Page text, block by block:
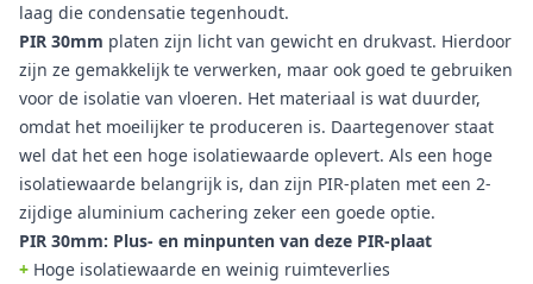
laag die condensatie tegenhoudt.
PIR 30mm platen zijn licht van gewicht en drukvast. Hierdoor
zijn ze gemakkelijk te verwerken, maar ook goed te gebruiken
voor de isolatie van vloeren. Het materiaal is wat duurder,
omdat het moeilijker te produceren is. Daartegenover staat
wel dat het een hoge isolatiewaarde oplevert. Als een hoge
isolatiewaarde belangrijk is, dan zijn PIR-platen met een 2-
zijdige aluminium cachering zeker een goede optie.
PIR 30mm: Plus- en minpunten van deze PIR-plaat
+ Hoge isolatiewaarde en weinig ruimteverlies